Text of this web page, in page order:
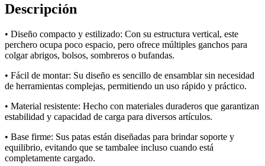
Descripción
• Diseño compacto y estilizado: Con su estructura vertical, este
perchero ocupa poco espacio, pero ofrece múltiples ganchos para
colgar abrigos, bolsos, sombreros o bufandas.
• Fácil de montar: Su diseño es sencillo de ensamblar sin necesidad
de herramientas complejas, permitiendo un uso rápido y práctico.
• Material resistente: Hecho con materiales duraderos que garantizan
estabilidad y capacidad de carga para diversos artículos.
• Base firme: Sus patas están diseñadas para brindar soporte y
equilibrio, evitando que se tambalee incluso cuando está
completamente cargado.